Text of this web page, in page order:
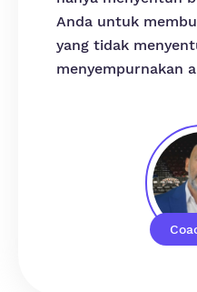
Anda untuk
yang tidak
menyempurnakan